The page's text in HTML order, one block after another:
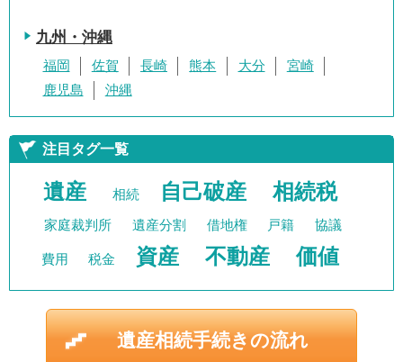
九州・沖縄
福岡 佐賀 長崎 熊本 大分
宮崎
鹿児島
沖縄
注目タグ一覧
遺産 相続 自己破産 相続税
家庭裁判所 遺産分割 借地権 戸籍 協議
費用 税金 資産 不動産 価値
遺産相続手続きの流れ